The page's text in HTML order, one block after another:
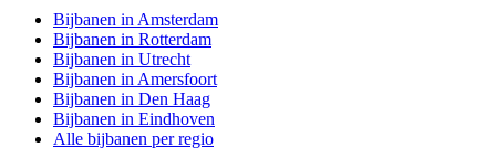
Bijbanen in Amsterdam
Bijbanen in Rotterdam
Bijbanen in Utrecht
Bijbanen in Amersfoort
Bijbanen in Den Haag
Bijbanen in Eindhoven
Alle bijbanen per regio